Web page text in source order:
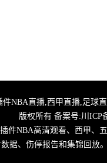
NBA直播,西甲直播,足
版权所有 备案号:川ICP
件NBA高清观看、西甲
据、伤停报告和集锦回放